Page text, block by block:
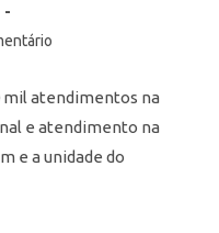
mil atendimentos na
e atendimento na
e a unidade do